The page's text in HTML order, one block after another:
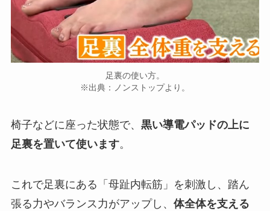
足裏の使い方。
※出典：ノンストップより。
椅子などに座った状態で、 黒い導電パッドの上に
足裏を置いて使います。
これで足裏にある「母趾内転筋」を刺激し、踏ん
張る力やバランス力がアップし、 体全体を支える